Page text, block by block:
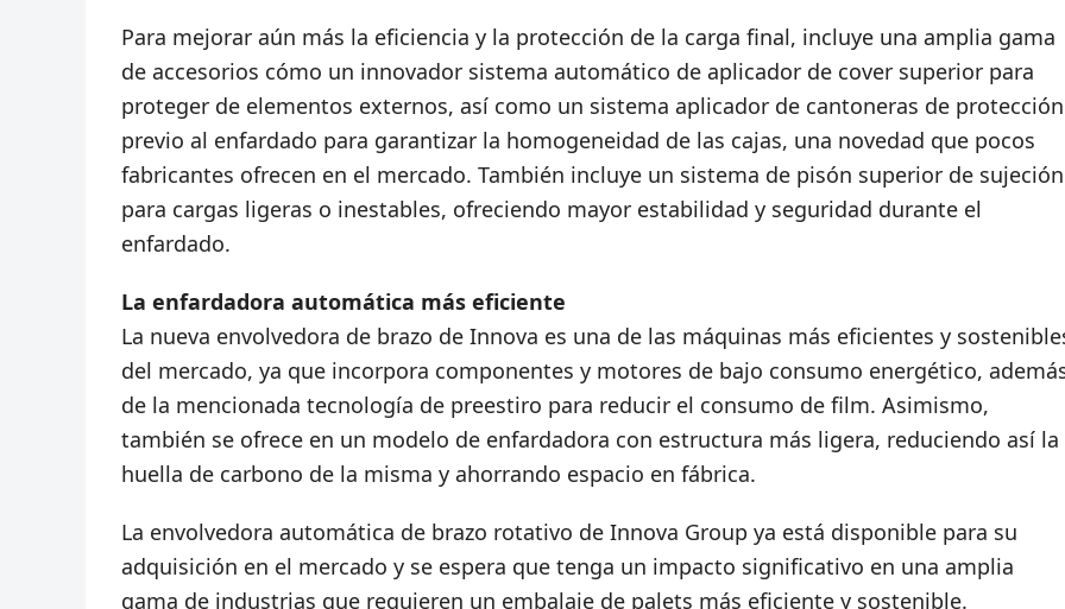
Para mejorar aún más la eficiencia y la protección de la carga final, incluye una amplia gama
de accesorios cómo un innovador sistema automático de aplicador de cover superior para
proteger de elementos externos, así como un sistema aplicador de cantoneras de protección
previo al enfardado para garantizar la homogeneidad de las cajas, una novedad que pocos
fabricantes ofrecen en el mercado. También incluye un sistema de pisón superior de sujeción
para cargas ligeras o inestables, ofreciendo mayor estabilidad y seguridad durante el
enfardado.
La enfardadora automática más eficiente
La nueva envolvedora de brazo de Innova es una de las máquinas más eficientes y
del mercado, ya que incorpora componentes y motores de bajo consumo energético,
de la mencionada tecnología de preestiro para reducir el consumo de film. Asimismo,
también se ofrece en un modelo de enfardadora con estructura más ligera, reduciendo así la
huella de carbono de la misma y ahorrando espacio en fábrica.
La envolvedora automática de brazo rotativo de Innova Group ya está disponible para su
adquisición en el mercado y se espera que tenga un impacto significativo en una amplia
gama de industrias que requieren un embalaje de palets más eficiente y sostenible.